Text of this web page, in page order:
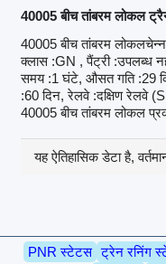
40005 बीच तांबरम लोकल
40005 बीच तांबरम
क्लास :GN , पैंट्री :उपलब्ध
समय :1 घंटे, औसत गति :29
:60 दिन, रेलवे :दक्षिण रेलवे
40005 बीच तांबरम लोकल
यह ऐतिहासिक डेटा है,
PNR स्टेटस ट्रेन रनिंग